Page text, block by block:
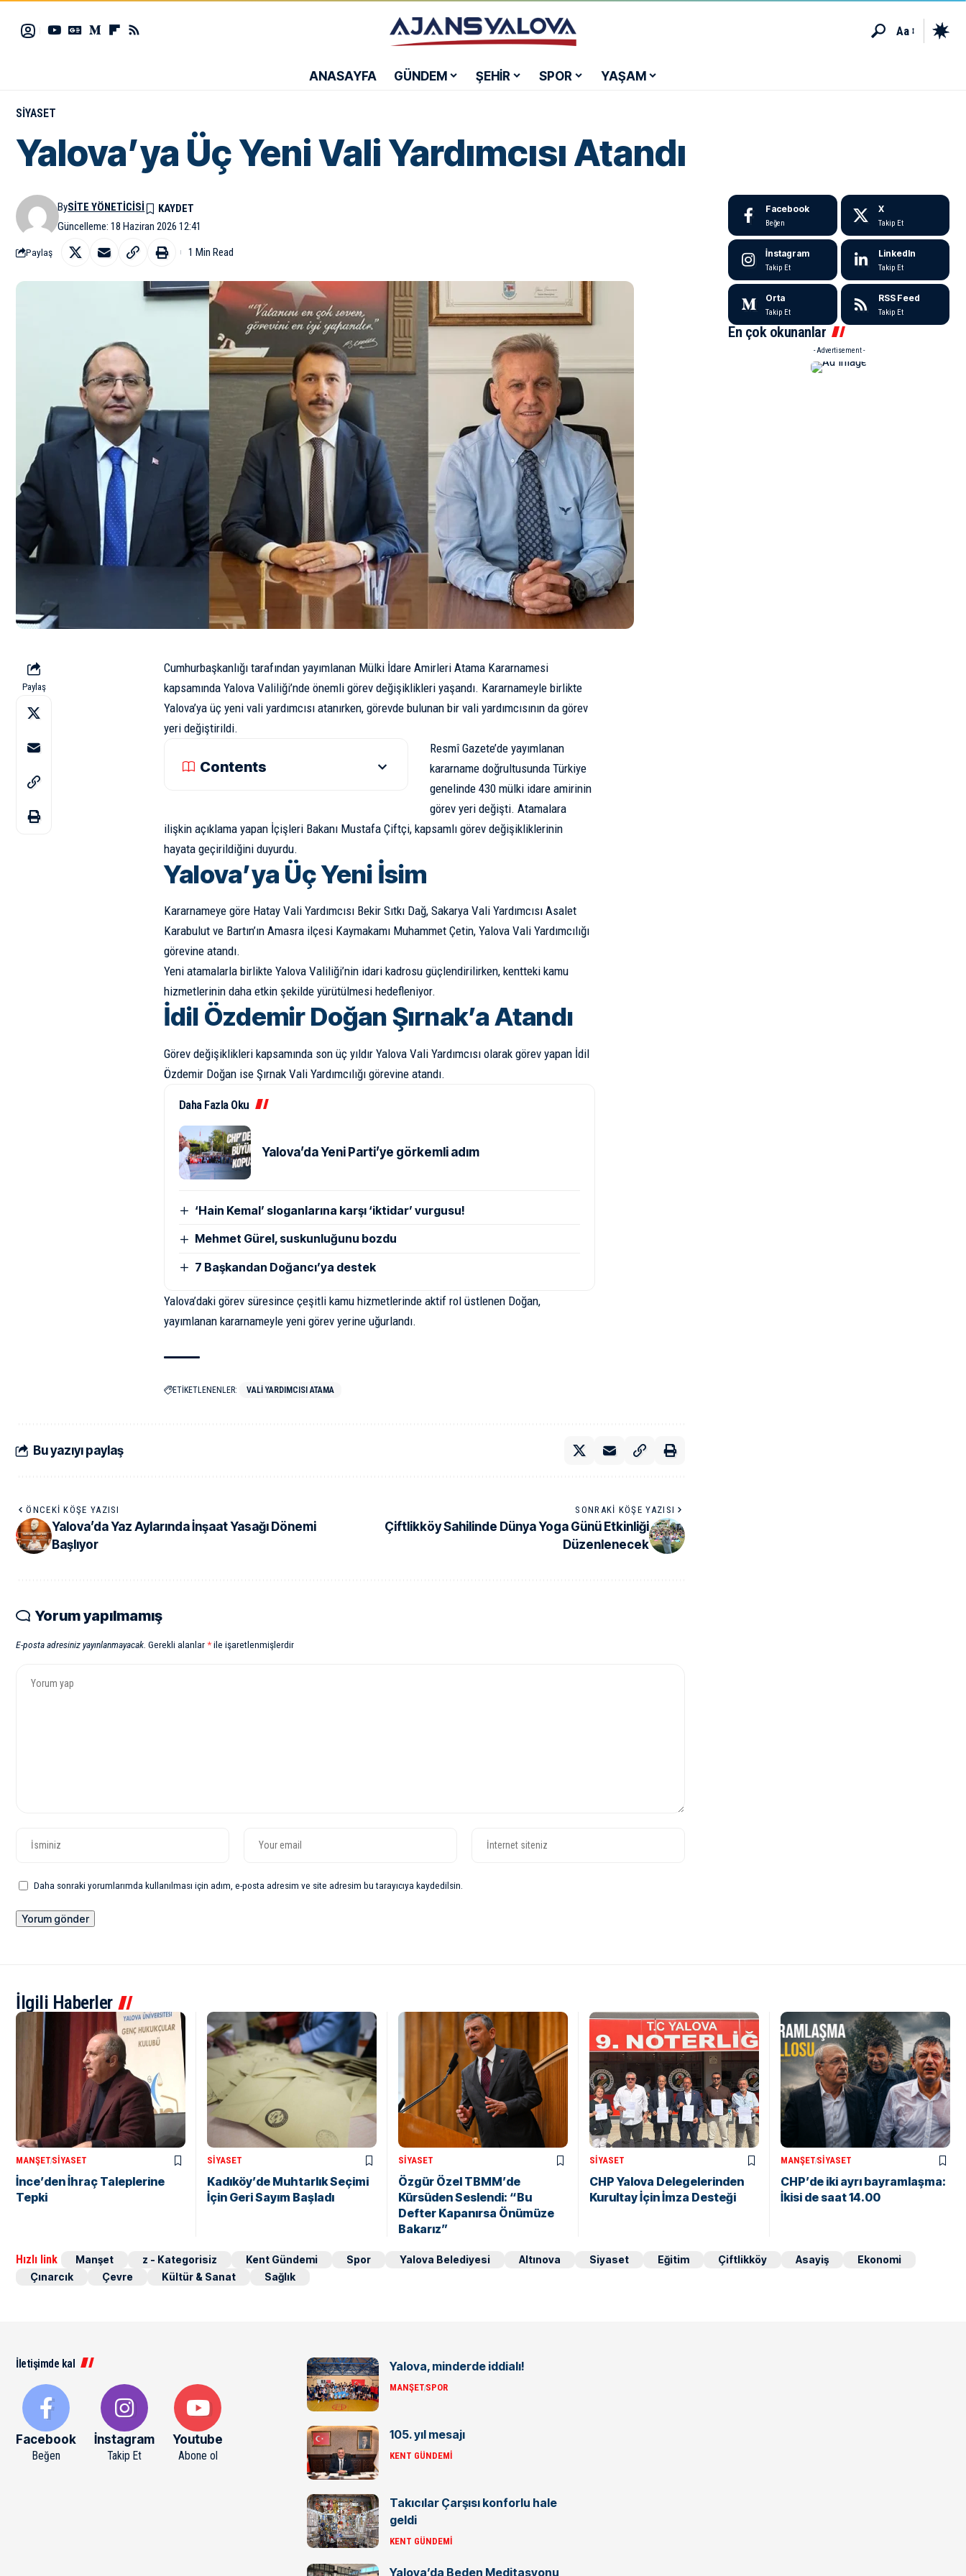
Aa
ANASAYFA GÜNDEM ŞEHİR SPOR YAŞAM
SIYASET
Yalova’ya Üç Yeni Vali Yardımcısı Atandı
Güncelleme: 18 Haziran 2026 12:41
BySITE YÖNETICISI
Paylaş 1 Min Read
Paylaş
Cumhurbaşkanlığı tarafından yayımlanan Mülki İdare Amirleri Atama Kararnamesi
kapsamında Yalova Valiliği’nde önemli görev değişiklikleri yaşandı. Kararnameyle birlikte
Yalova’ya üç yeni vali yardımcısı atanırken, görevde bulunan bir vali yardımcısının da görev
yeri değiştirildi.
Contents
Resmî Gazete’de yayımlanan
kararname doğrultusunda Türkiye
genelinde 430 mülki idare amirinin
görev yeri değişti. Atamalara
ilişkin açıklama yapan İçişleri Bakanı Mustafa Çiftçi, kapsamlı görev değişikliklerinin
hayata geçirildiğini duyurdu.
Yalova’ya Üç Yeni İsim
Kararnameye göre Hatay Vali Yardımcısı Bekir Sıtkı Dağ, Sakarya Vali Yardımcısı Asalet
Karabulut ve Bartın’ın Amasra ilçesi Kaymakamı Muhammet Çetin, Yalova Vali Yardımcılığı
görevine atandı.
Yeni atamalarla birlikte Yalova Valiliği’nin idari kadrosu güçlendirilirken, kentteki kamu
hizmetlerinin daha etkin şekilde yürütülmesi hedefleniyor.
İdil Özdemir Doğan Şırnak’a Atandı
Görev değişiklikleri kapsamında son üç yıldır Yalova Vali Yardımcısı olarak görev yapan İdil
Özdemir Doğan ise Şırnak Vali Yardımcılığı görevine atandı.
Daha Fazla Oku
Yalova’da Yeni Parti’ye görkemli adım
‘Hain Kemal’ sloganlarına karşı ‘iktidar’ vurgusu!
Mehmet Gürel, suskunluğunu bozdu
7 Başkandan Doğancı’ya destek
Yalova’daki görev süresince çeşitli kamu hizmetlerinde aktif rol üstlenen Doğan,
yayımlanan kararnameyle yeni görev yerine uğurlandı.
ETİKETLENENLER: VALI YARDIMCISI ATAMA
Bu yazıyı paylaş
ÖNCEKI KÖŞE YAZISI
Yalova’da Yaz Aylarında İnşaat Yasağı Dönemi
Başlıyor
SONRAKI KÖŞE YAZISI
Çiftlikköy Sahilinde Dünya Yoga Günü Etkinliği
Düzenlenecek
Yorum yapılmamış
E-posta adresiniz yayınlanmayacak. Gerekli alanlar*ile işaretlenmişlerdir
Daha sonraki yorumlarımda kullanılması için adım, e-posta adresim ve site adresim bu tarayıcıya kaydedilsin.
Facebook
Beğen
X
Takip Et
İnstagram
Takip Et
LinkedIn
Takip Et
Orta
Takip Et
RSS Feed
Takip Et
En çok okunanlar
- Advertisement -
İlgili Haberler
MANŞETSIYASET
İnce’den İhraç Taleplerine
Tepki
SIYASET
Kadıköy’de Muhtarlık Seçimi
İçin Geri Sayım Başladı
SIYASET
Özgür Özel TBMM’de
Kürsüden Seslendi: “Bu
Defter Kapanırsa Önümüze
Bakarız”
SIYASET
CHP Yalova Delegelerinden
Kurultay İçin İmza Desteği
MANŞETSIYASET
CHP’de iki ayrı bayramlaşma:
İkisi de saat 14.00
Hızlı link Manşet z - Kategorisiz Kent Gündemi Spor Yalova Belediyesi Altınova Siyaset Eğitim Çiftlikköy Asayiş
Ekonomi
Çınarcık
Çevre Kültür & Sanat Sağlık
İletişimde kal
Facebook
Beğen
İnstagram
Takip Et
Youtube
Abone ol
Yalova, minderde iddialı!
MANŞETSPOR
105. yıl mesajı
KENT GÜNDEMI
Takıcılar Çarşısı konforlu hale
geldi
KENT GÜNDEMI
Yalova’da Beden Meditasyonu